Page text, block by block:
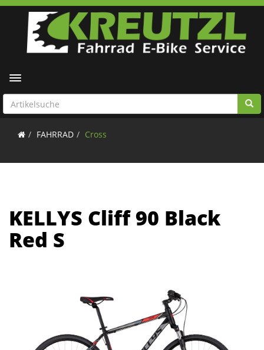
Toggle navigation
FAHRRAD Cross
KELLYS Cliff 90 Black
Red S